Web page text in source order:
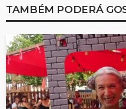
TAMBÉM PODERÁ